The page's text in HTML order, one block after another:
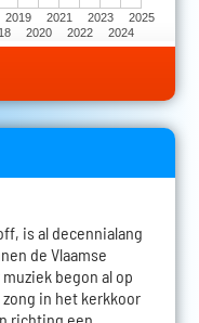
2019
2020
2021
2022
2023
2024
2025
is al decennialang
de Vlaamse
begon al op
in het kerkkoor